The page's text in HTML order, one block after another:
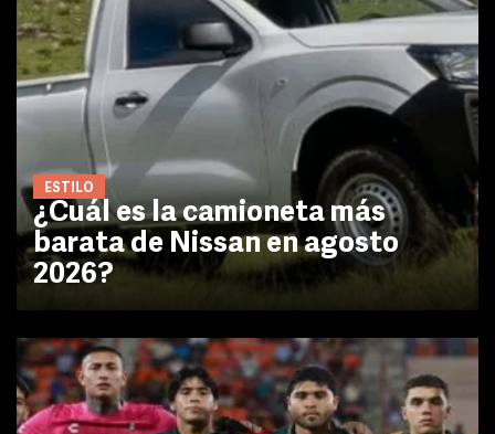
ESTILO
¿Cuál es la camioneta más
barata de Nissan en agosto
2026?